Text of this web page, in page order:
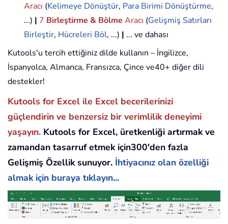
Aracı (Kelimeye Dönüştür, Para Birimi Dönüştürme,
...) | 7 Birleştirme & Bölme Aracı (Gelişmiş Satırları
Birleştir, Hücreleri Böl, ...) | ... ve dahası
Kutools'u tercih ettiğiniz dilde kullanın – İngilizce,
İspanyolca, Almanca, Fransızca, Çince ve40+ diğer dili
destekler!
Kutools for Excel ile Excel becerilerinizi
güçlendirin ve benzersiz bir verimlilik deneyimi
yaşayın. Kutools for Excel, üretkenliği artırmak ve
zamandan tasarruf etmek için300'den fazla
Gelişmiş Özellik sunuyor. İhtiyacınız olan özelliği
almak için buraya tıklayın...